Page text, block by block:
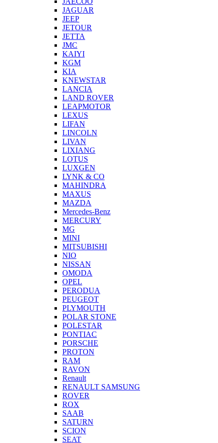
JAGUAR
JEEP
JETOUR
JETTA
JMC
KAIYI
KGM
KIA
KNEWSTAR
LANCIA
LAND ROVER
LEAPMOTOR
LEXUS
LIFAN
LINCOLN
LIVAN
LIXIANG
LOTUS
LUXGEN
LYNK & CO
MAHINDRA
MAXUS
MAZDA
Mercedes-Benz
MERCURY
MG
MINI
MITSUBISHI
NIO
NISSAN
OMODA
OPEL
PERODUA
PEUGEOT
PLYMOUTH
POLAR STONE
POLESTAR
PONTIAC
PORSCHE
PROTON
RAM
RAVON
Renault
RENAULT SAMSUNG
ROVER
ROX
SAAB
SATURN
SCION
SEAT